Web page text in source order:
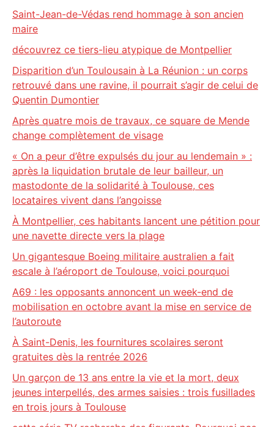
Saint-Jean-de-Védas rend hommage à son ancien
maire
découvrez ce tiers-lieu atypique de Montpellier
Disparition d’un Toulousain à La Réunion : un corps
retrouvé dans une ravine, il pourrait s’agir de celui de
Quentin Dumontier
Après quatre mois de travaux, ce square de Mende
change complètement de visage
« On a peur d’être expulsés du jour au lendemain » :
après la liquidation brutale de leur bailleur, un
mastodonte de la solidarité à Toulouse, ces
locataires vivent dans l’angoisse
À Montpellier, ces habitants lancent une pétition pour
une navette directe vers la plage
Un gigantesque Boeing militaire australien a fait
escale à l’aéroport de Toulouse, voici pourquoi
A69 : les opposants annoncent un week-end de
mobilisation en octobre avant la mise en service de
l’autoroute
À Saint-Denis, les fournitures scolaires seront
gratuites dès la rentrée 2026
Un garçon de 13 ans entre la vie et la mort, deux
jeunes interpellés, des armes saisies : trois fusillades
en trois jours à Toulouse